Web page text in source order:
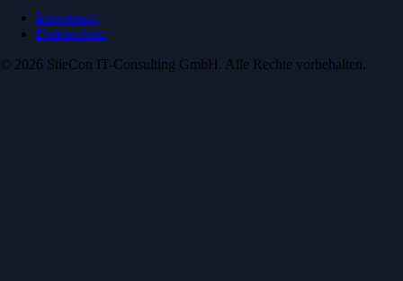
Impressum
Datenschutz
© 2026 StieCon IT-Consulting GmbH. Alle Rechte vorbehalten.